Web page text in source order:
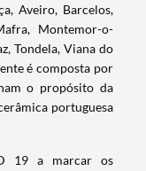
Aveiro, Barcelos,
Montemor-o-
Tondela, Viana do
é composta por
o propósito da
portuguesa
19 a marcar os